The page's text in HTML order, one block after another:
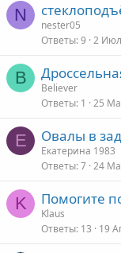
N
nester05
Ответы 9 2
B
Believer
Ответы 1 25
Е Овалы в
Екатерина 1983
Ответы 7 24
K Помогите
Klaus
Ответы 13 19